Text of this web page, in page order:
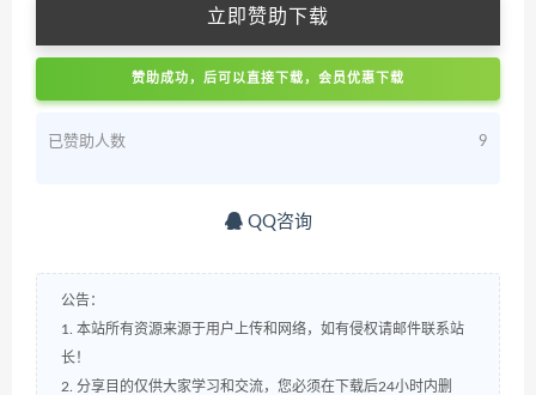
立即赞助下载
赞助成功，后可以直接下载，会员优惠下载
已赞助人数 9
QQ咨询
公告：
1. 本站所有资源来源于用户上传和网络，如有侵权请邮件联系站
长！
2. 分享目的仅供大家学习和交流，您必须在下载后24小时内删